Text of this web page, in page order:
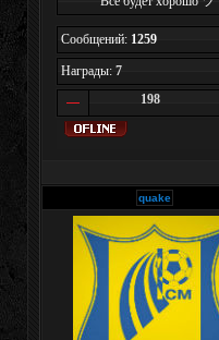
Сообщений: 1259
Награды: 7
198
quake